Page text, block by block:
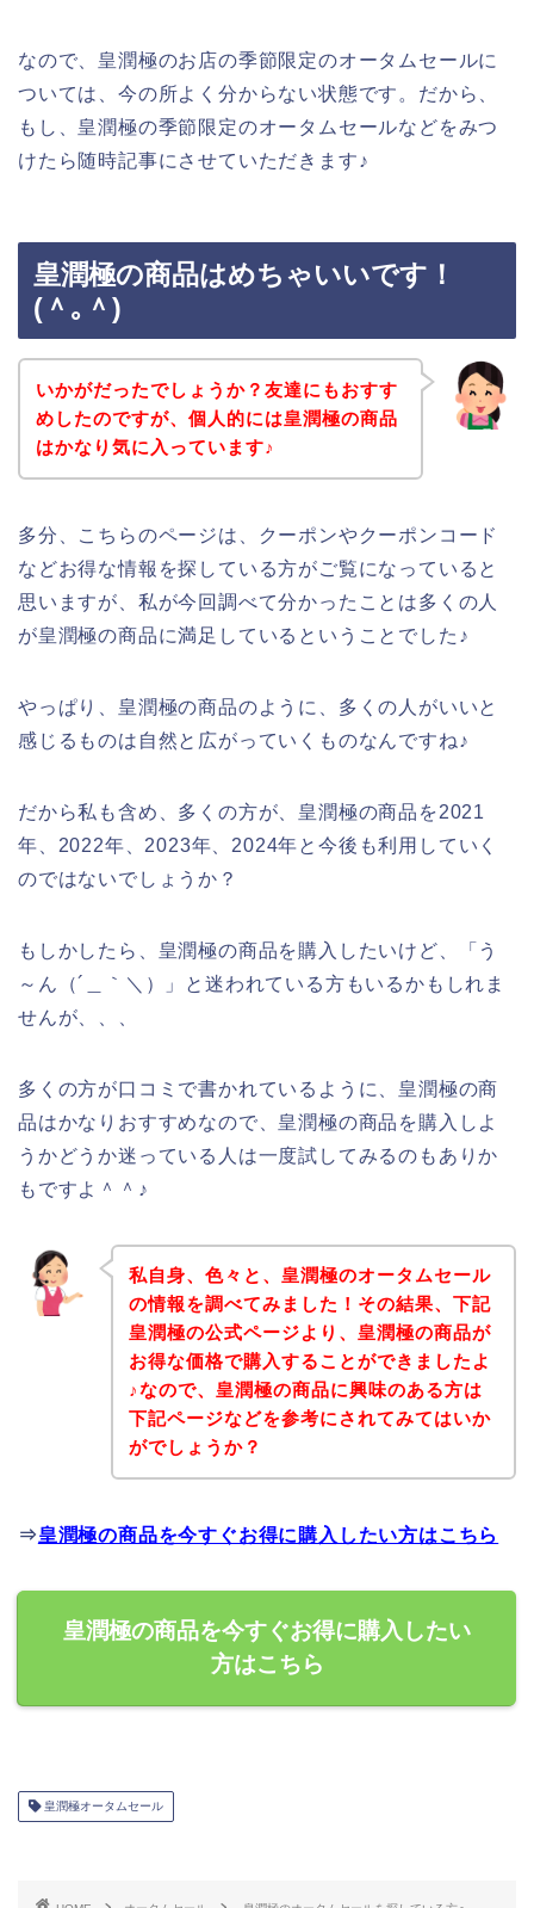
なので、皇潤極のお店の季節限定のオータムセールに
ついては、今の所よく分からない状態です。だから、
もし、皇潤極の季節限定のオータムセールなどをみつ
けたら随時記事にさせていただきます♪
皇潤極の商品はめちゃいいです！
(＾｡＾)
いかがだったでしょうか？友達にもおすす
めしたのですが、個人的には皇潤極の商品
はかなり気に入っています♪
多分、こちらのページは、クーポンやクーポンコード
などお得な情報を探している方がご覧になっていると
思いますが、私が今回調べて分かったことは多くの人
が皇潤極の商品に満足しているということでした♪
やっぱり、皇潤極の商品のように、多くの人がいいと
感じるものは自然と広がっていくものなんですね♪
だから私も含め、多くの方が、皇潤極の商品を2021
年、2022年、2023年、2024年と今後も利用していく
のではないでしょうか？
もしかしたら、皇潤極の商品を購入したいけど、「う
～ん（´＿｀＼）」と迷われている方もいるかもしれま
せんが、、、
多くの方が口コミで書かれているように、皇潤極の商
品はかなりおすすめなので、皇潤極の商品を購入しよ
うかどうか迷っている人は一度試してみるのもありか
もですよ＾＾♪
私自身、色々と、皇潤極のオータムセール
の情報を調べてみました！その結果、下記
皇潤極の公式ページより、皇潤極の商品が
お得な価格で購入することができましたよ
♪なので、皇潤極の商品に興味のある方は
下記ページなどを参考にされてみてはいか
がでしょうか？
⇒皇潤極の商品を今すぐお得に購入したい方はこちら
皇潤極の商品を今すぐお得に購入したい
方はこちら
皇潤極オータムセール